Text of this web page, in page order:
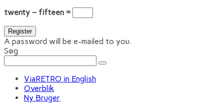
twenty − fifteen =
A password will be e-mailed to you.
Søg
ViaRETRO in English
Overblik
Ny Bruger